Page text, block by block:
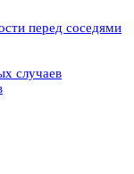
перед соседями
случаев